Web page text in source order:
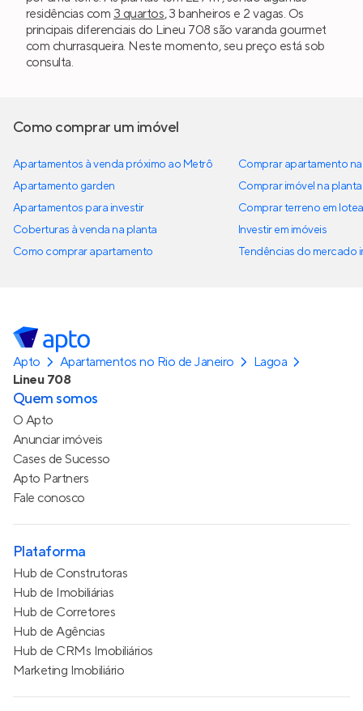
residências com 3 quartos, 3 banheiros e 2 vagas. Os
principais diferenciais do Lineu 708 são varanda gourmet
com churrasqueira. Neste momento, seu preço está sob
consulta.
Como comprar um imóvel
Apartamentos à venda próximo ao Metrô
Apartamento garden
Apartamentos para investir
Coberturas à venda na planta
Como comprar apartamento
Comprar apartamento
Comprar imóvel na planta
Comprar terreno em
Investir em imóveis
Tendências do mercado
Apto Apartamentos no Rio de Janeiro
Lagoa
Lineu 708
Quem somos
O Apto
Anunciar imóveis
Cases de Sucesso
Apto Partners
Fale conosco
Plataforma
Hub de Construtoras
Hub de Imobiliárias
Hub de Corretores
Hub de Agências
Hub de CRMs Imobiliários
Marketing Imobiliário